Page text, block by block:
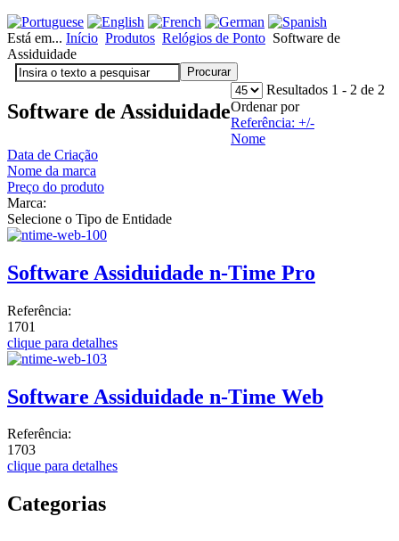
Está em... Início Produtos Relógios de Ponto Software de
Assiduidade
Software de Assiduidade
Resultados 1 - 2 de 2
Ordenar por
Referência: +/-
Nome
Data de Criação
Nome da marca
Preço do produto
Marca:
Selecione o Tipo de Entidade
Software Assiduidade n-Time Pro
Referência:
1701
clique para detalhes
Software Assiduidade n-Time Web
Referência:
1703
clique para detalhes
Categorias